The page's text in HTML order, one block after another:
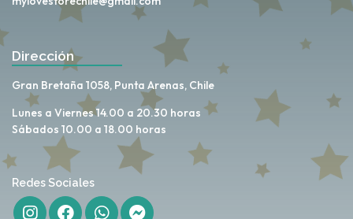
Dirección
Gran Bretaña 1058, Punta Arenas, Chile
Lunes a Viernes 14.00 a 20.30 horas
Sábados 10.00 a 18.00 horas
Redes Sociales